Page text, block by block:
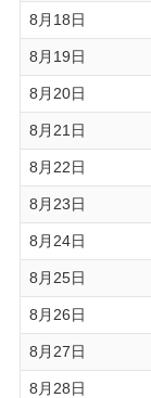
8月18日
8月19日
8月20日
8月21日
8月22日
8月23日
8月24日
8月25日
8月26日
8月27日
8月28日